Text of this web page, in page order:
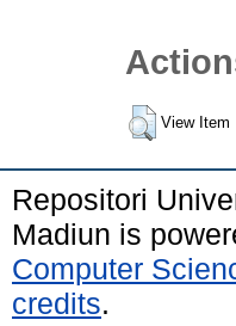
View Item
Repositori
Madiun is
Computer
credits.